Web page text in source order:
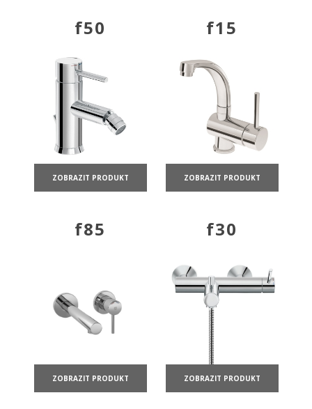
f50
ZOBRAZIT PRODUKT
f15
ZOBRAZIT PRODUKT
f85
ZOBRAZIT PRODUKT
f30
ZOBRAZIT PRODUKT